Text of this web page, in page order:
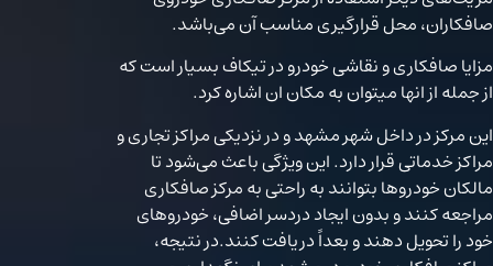
صافکاران، محل قرارگیری مناسب آن می‌باشد.
مزایا صافکاری و نقاشی خودرو در تیکاف بسیار است که
از جمله از انها میتوان به مکان ان اشاره کرد.
این مرکز در داخل شهر مشهد و در نزدیکی مراکز تجاری و
مراکز خدماتی قرار دارد. این ویژگی باعث می‌شود تا
مالکان خودروها بتوانند به راحتی به مرکز صافکاری
مراجعه کنند و بدون ایجاد دردسر اضافی، خودروهای
خود را تحویل دهند و بعداً دریافت کنند.در نتیجه،